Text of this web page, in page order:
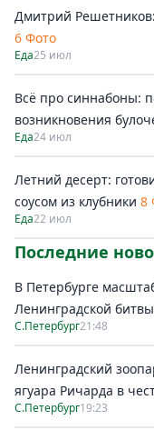
Дмитрий
6 Фото
Еда25 июл
Всё про синнабоны:
возникновения
Еда24 июл
Летний десерт:
соусом из клубники 8
Еда22 июл
Последние
В Петербурге
Ленинградской
С.Петербург21:48
Ленинградский
ягуара Ричарда в
С.Петербург19:23